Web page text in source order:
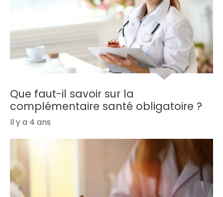
Que faut-il savoir sur la
complémentaire santé obligatoire ?
Il y a 4 ans